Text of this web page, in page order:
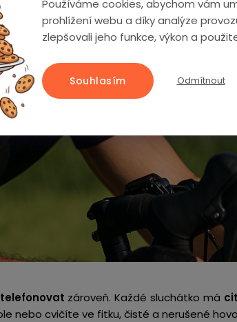
Používáme cookies, abychom vám
prohlížení webu a díky analýze
zlepšovali jeho funkce, výkon a
Odmítnout
Souhlasím
telefonovat zároveň. Každé sluchátko má
nebo cvičíte ve fitku, čisté a nerušené